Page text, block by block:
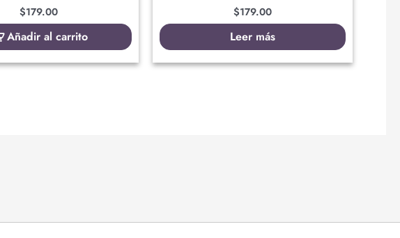
$179.00
Añadir al carrito
$179.00
Leer más